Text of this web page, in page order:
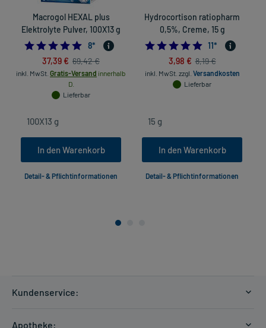
Macrogol HEXAL plus
Elektrolyte Pulver, 100X13 g
5.0
8*
37,39 € 69,42 €
inkl. MwSt. Gratis-Versand innerhalb
D.
Lieferbar
In den Warenkorb
Detail- & Pflichtinformationen
Hydrocortison ratiopharm
0,5%, Creme, 15 g
5.0
11*
3,98 € 8,19 €
inkl. MwSt. zzgl. Versandkosten
Lieferbar
In den Warenkorb
Detail- & Pflichtinformationen
Kundenservice:
Apotheke: